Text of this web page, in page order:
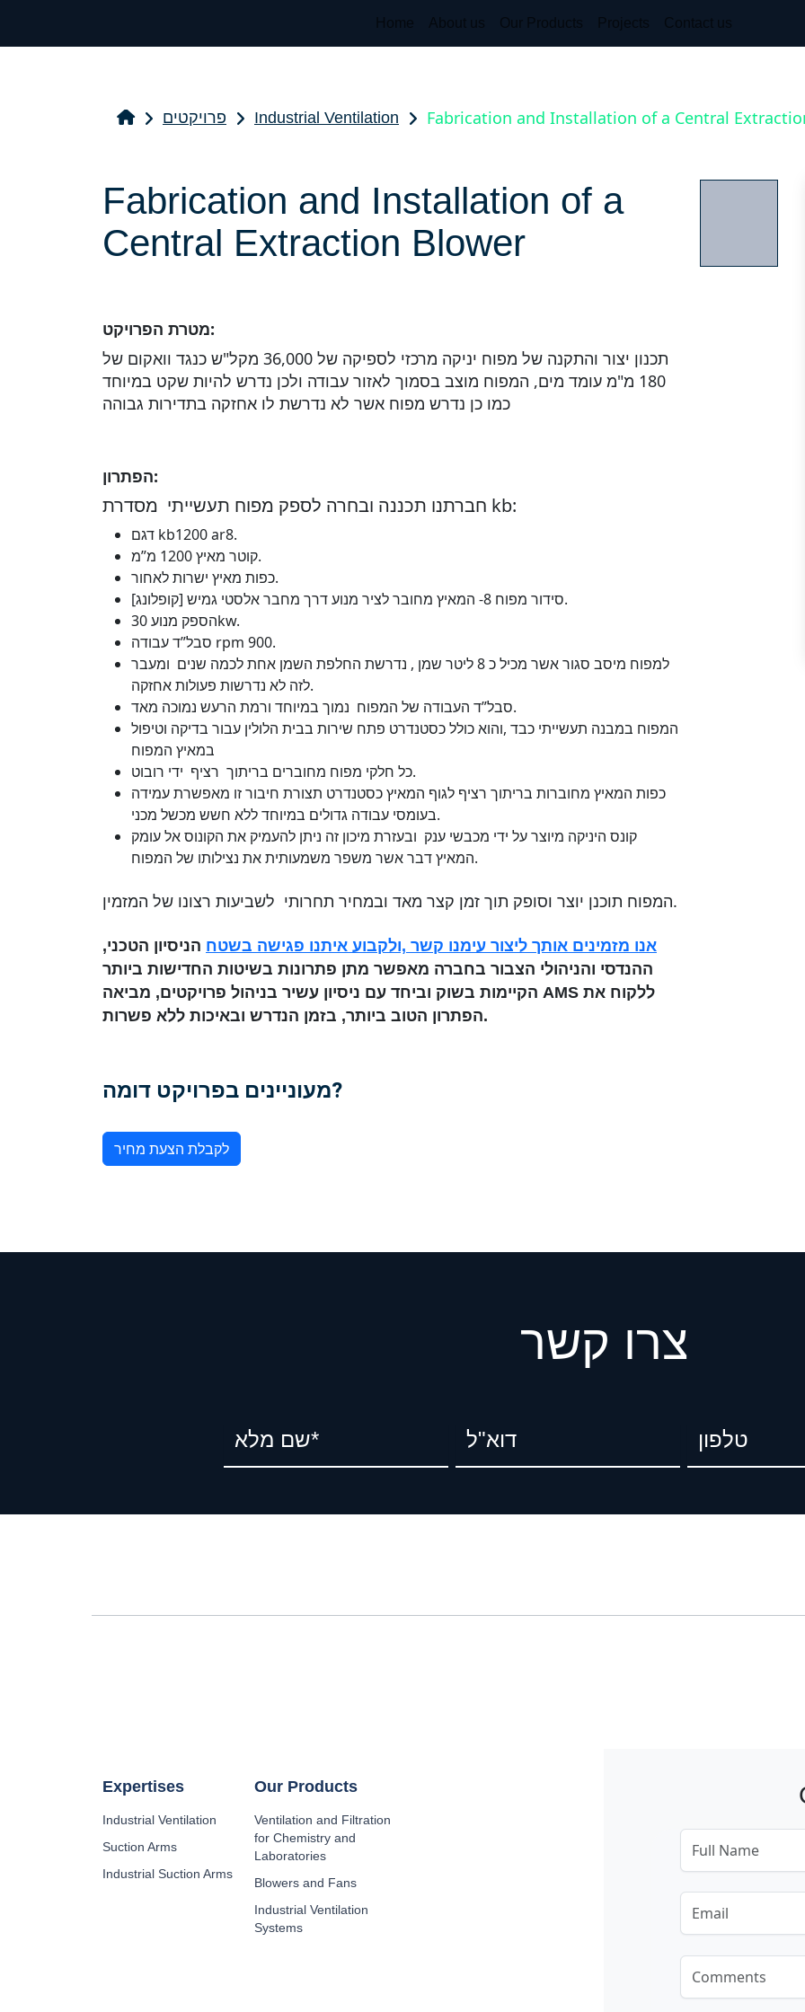
Home About us Our Products Projects Contact us
פרויקטים Industrial Ventilation Fabrication and Installation of a Central
Fabrication and Installation of a
Central Extraction Blower
מטרת הפרויקט:
תכנון יצור והתקנה של מפוח יניקה מרכזי לספיקה של 36,000 מקל"ש כנגד וואקום של
180 מ"מ עומד מים, המפוח מוצב בסמוך לאזור עבודה ולכן נדרש להיות שקט במיוחד
כמו כן נדרש מפוח אשר לא נדרשת לו אחזקה בתדירות גבוהה
הפתרון:
חברתנו תכננה ובחרה לספק מפוח תעשייתי מסדרת kb:
דגם kb1200 ar8.
קוטר מאיץ 1200 מ”מ.
כפות מאיץ ישרות לאחור.
סידור מפוח 8- המאיץ מחובר לציר מנוע דרך מחבר אלסטי גמיש [קופלונג].
הספק מנוע 30kw.
סבל”ד עבודה rpm 900.
למפוח מיסב סגור אשר מכיל כ 8 ליטר שמן , נדרשת החלפת השמן אחת לכמה שנים ומעבר
לזה לא נדרשות פעולות אחזקה.
סבל”ד העבודה של המפוח נמוך במיוחד ורמת הרעש נמוכה מאד.
המפוח במבנה תעשייתי כבד ,והוא כולל כסטנדרט פתח שירות בבית הלולין עבור בדיקה וטיפול
במאיץ המפוח
כל חלקי מפוח מחוברים בריתוך רציף ידי רובוט.
כפות המאיץ מחוברות בריתוך רציף לגוף המאיץ כסטנדרט תצורת חיבור זו מאפשרת עמידה
בעומסי עבודה גדולים במיוחד ללא חשש מכשל מכני.
קונס היניקה מיוצר על ידי מכבשי ענק ובעזרת מיכון זה ניתן להעמיק את הקונוס אל עומק
המאיץ דבר אשר משפר משמעותית את נצילותו של המפוח.
המפוח תוכנן יוצר וסופק תוך זמן קצר מאד ובמחיר תחרותי לשביעות רצונו של המזמין.
אנו מזמינים אותך ליצור עימנו קשר ,ולקבוע איתנו פגישה בשטח הניסיון הטכני,
ההנדסי והניהולי הצבור בחברה מאפשר מתן פתרונות בשיטות החדישות ביותר
הקיימות בשוק וביחד עם ניסיון עשיר בניהול פרויקטים, מביאה AMS ללקוח את
הפתרון הטוב ביותר, בזמן הנדרש ובאיכות ללא פשרות.
מעוניינים בפרויקט דומה?
לקבלת הצעת מחיר
צרו קשר
Expertises
Industrial Ventilation
Suction Arms
Industrial Suction Arms
Our Products
Ventilation and Filtration
for Chemistry and
Laboratories
Blowers and Fans
Industrial Ventilation
Systems